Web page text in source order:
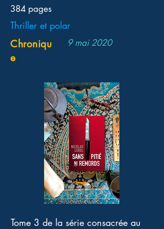
384 pages
Thriller et polar
Chroniqu
e
9 mai 2020
Tome 3 de la série consacrée au